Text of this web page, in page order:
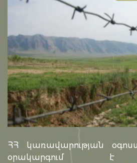
ՀՀ կառավարության
օրակարգում է